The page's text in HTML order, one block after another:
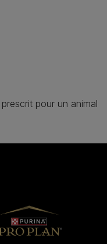
pour un animal